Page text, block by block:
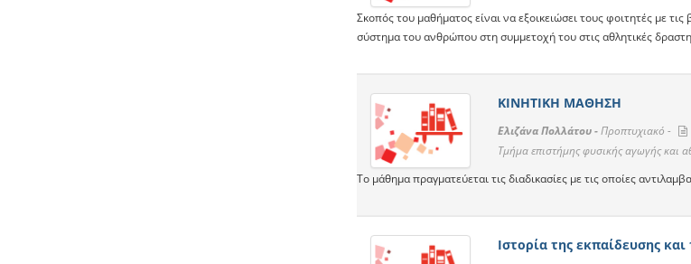
Σκοπός του μαθήματος είναι να εξοικειώσει τους φοιτητές με
σύστημα του ανθρώπου στη συμμετοχή του στις αθλητικές
ΚΙΝΗΤΙΚΗ ΜΑΘΗΣΗ
Ελιζάνα Πολλάτου -Προπτυχιακό -
Τμήμα επιστήμης φυσικής αγωγής και
Το μάθημα πραγματεύεται τις διαδικασίες με τις οποίες
Ιστορία της εκπαίδευσης